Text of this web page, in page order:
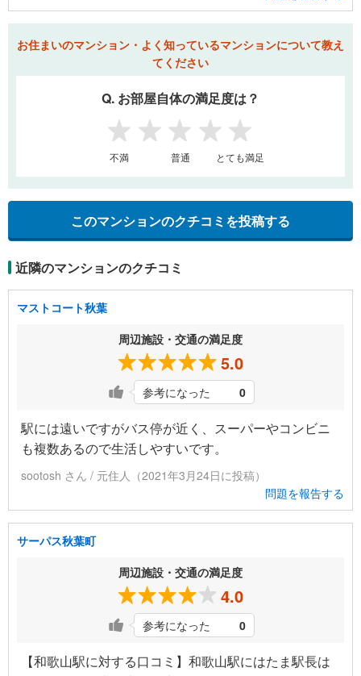
お住まいのマンション・よく知っているマンションについて教え
てください
Q. お部屋自体の満足度は？
1 2 3 4 5
不満 普通 とても満足
このマンションのクチコミを投稿する
近隣のマンションのクチコミ
マストコート秋葉
周辺施設・交通の満足度
5.0
参考になった 0
駅には遠いですがバス停が近く、スーパーやコンビニ
も複数あるので生活しやすいです。
sootosh さん / 元住人（2021年3月24日に投稿）
問題を報告する
サーパス秋葉町
周辺施設・交通の満足度
4.0
参考になった 0
【和歌山駅に対する口コミ】和歌山駅にはたま駅長は